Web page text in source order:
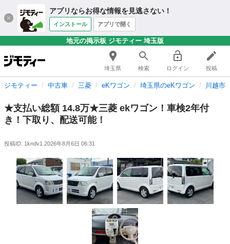
アプリならお得な情報を見逃さない！
インストール アプリで開く
地元の掲示板 ジモティー 埼玉版
埼玉県 検索 ログイン 投稿
ジモティー 中古車 三菱 eKワゴン 埼玉県のeKワゴン 川越市
★支払い総額 14.8万★三菱 ekワゴン！車検2年付
き！下取り、配送可能！
投稿ID: 1kndv1 2026年8月6日 06:31